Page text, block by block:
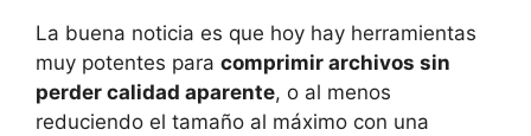
La buena noticia es que hoy hay herramientas
muy potentes para comprimir archivos sin
perder calidad aparente, o al menos
reduciendo el tamaño al máximo con una